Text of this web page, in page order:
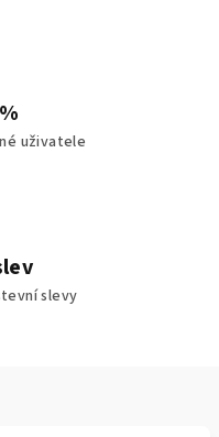
uživatele
slevy